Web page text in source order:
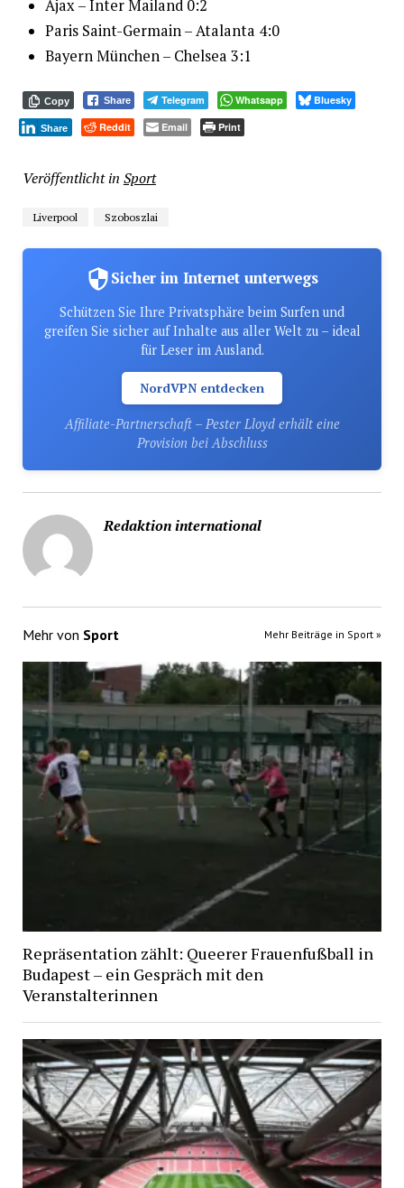
Ajax – Inter Mailand 0:2
Paris Saint-Germain – Atalanta 4:0
Bayern München – Chelsea 3:1
Copy Share Telegram Whatsapp Bluesky
Share Reddit Email Print
Veröffentlicht in Sport
Liverpool Szoboszlai
Sicher im Internet unterwegs
Schützen Sie Ihre Privatsphäre beim Surfen und
greifen Sie sicher auf Inhalte aus aller Welt zu – ideal
für Leser im Ausland.
NordVPN entdecken
Affiliate-Partnerschaft – Pester Lloyd erhält eine
Provision bei Abschluss
Redaktion international
Mehr von Sport Mehr Beiträge in Sport »
Repräsentation zählt: Queerer Frauenfußball in
Budapest – ein Gespräch mit den
Veranstalterinnen